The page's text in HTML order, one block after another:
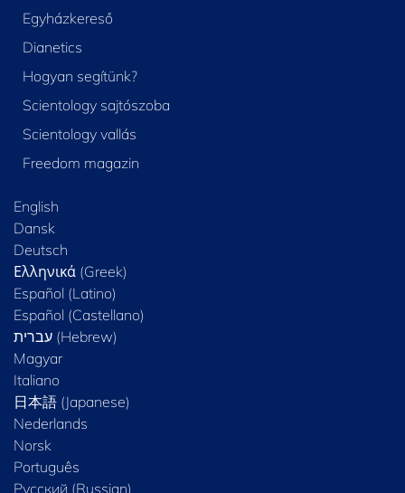
Egyházkereső
Dianetics
Hogyan segítünk?
Scientology sajtószoba
Scientology vallás
Freedom magazin
English
Dansk
Deutsch
Ελληνικά (Greek)
Español (Latino)
Español (Castellano)
Magyar
Italiano
日本語 (Japanese)
Nederlands
Norsk
Português
Русский (Russian)